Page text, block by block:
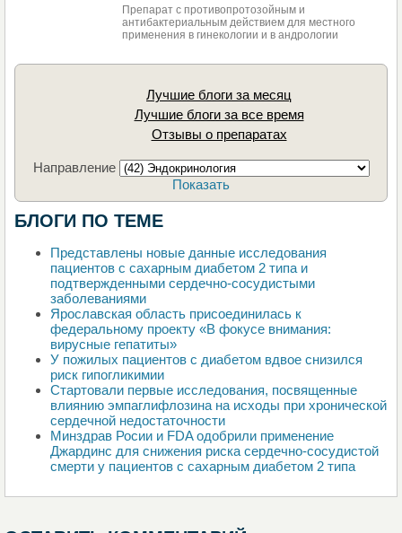
Препарат с противопротозойным и
антибактериальным действием для местного
применения в гинекологии и в андрологии
Лучшие блоги за месяц
Лучшие блоги за все время
Отзывы о препаратах
Направление
Показать
БЛОГИ ПО ТЕМЕ
Представлены новые данные исследования
пациентов с сахарным диабетом 2 типа и
подтвержденными сердечно-сосудистыми
заболеваниями
Ярославская область присоединилась к
федеральному проекту «В фокусе внимания:
вирусные гепатиты»
У пожилых пациентов с диабетом вдвое снизился
риск гипогликимии
Стартовали первые исследования, посвященные
влиянию эмпаглифлозина на исходы при хронической
сердечной недостаточности
Минздрав Росии и FDA одобрили применение
Джардинс для снижения риска сердечно-сосудистой
смерти у пациентов с сахарным диабетом 2 типа